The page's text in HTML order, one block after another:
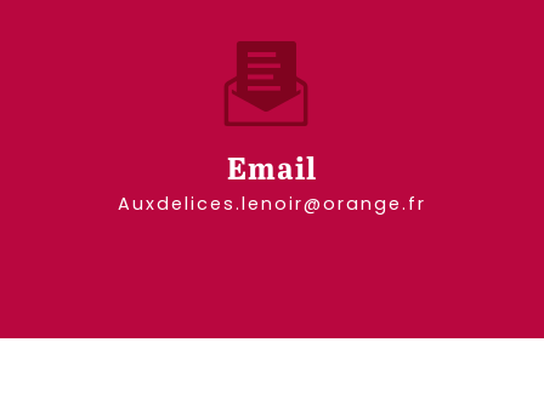
Email
auxdelices.lenoir@orange.fr